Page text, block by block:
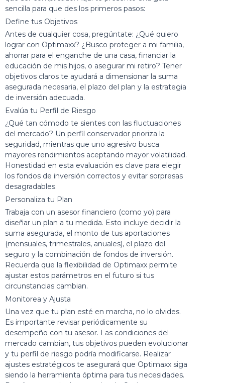
sencilla para que des los primeros pasos:
Define tus Objetivos
Antes de cualquier cosa, pregúntate: ¿Qué quiero
lograr con Optimaxx? ¿Busco proteger a mi familia,
ahorrar para el enganche de una casa, financiar la
educación de mis hijos, o asegurar mi retiro? Tener
objetivos claros te ayudará a dimensionar la suma
asegurada necesaria, el plazo del plan y la estrategia
de inversión adecuada.
Evalúa tu Perfil de Riesgo
¿Qué tan cómodo te sientes con las fluctuaciones
del mercado? Un perfil conservador prioriza la
seguridad, mientras que uno agresivo busca
mayores rendimientos aceptando mayor volatilidad.
Honestidad en esta evaluación es clave para elegir
los fondos de inversión correctos y evitar sorpresas
desagradables.
Personaliza tu Plan
Trabaja con un asesor financiero (como yo) para
diseñar un plan a tu medida. Esto incluye decidir la
suma asegurada, el monto de tus aportaciones
(mensuales, trimestrales, anuales), el plazo del
seguro y la combinación de fondos de inversión.
Recuerda que la flexibilidad de Optimaxx permite
ajustar estos parámetros en el futuro si tus
circunstancias cambian.
Monitorea y Ajusta
Una vez que tu plan esté en marcha, no lo olvides.
Es importante revisar periódicamente su
desempeño con tu asesor. Las condiciones del
mercado cambian, tus objetivos pueden evolucionar
y tu perfil de riesgo podría modificarse. Realizar
ajustes estratégicos te asegurará que Optimaxx siga
siendo la herramienta óptima para tus necesidades.